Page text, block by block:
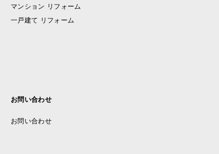
マンション リフォーム
一戸建て リフォーム
お問い合わせ
お問い合わせ